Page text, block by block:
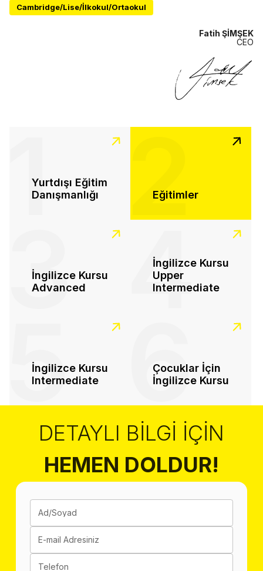
Cambridge/Lise/İlkokul/Ortaokul
Fatih ŞİMŞEK
CEO
Yurtdışı Eğitim
Danışmanlığı
1 Eğitimler
2
İngilizce Kursu
Advanced
3
İngilizce Kursu
Upper
Intermediate
4
İngilizce Kursu
Intermediate
5
Çocuklar İçin
İngilizce Kursu
6
DETAYLI BILGI İÇIN
HEMEN DOLDUR!
Ad/Soyad
E-mail Adresiniz
Telefon